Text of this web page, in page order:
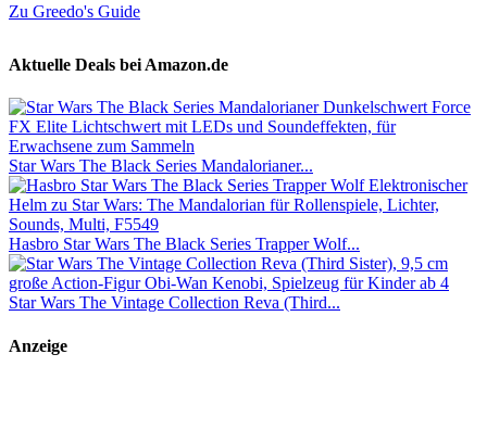
Zu Greedo's Guide
Aktuelle Deals bei Amazon.de
Star Wars The Black Series Mandalorianer...
Hasbro Star Wars The Black Series Trapper Wolf...
Star Wars The Vintage Collection Reva (Third...
Anzeige